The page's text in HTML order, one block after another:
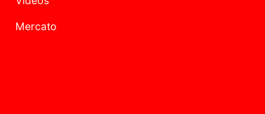
Mercato